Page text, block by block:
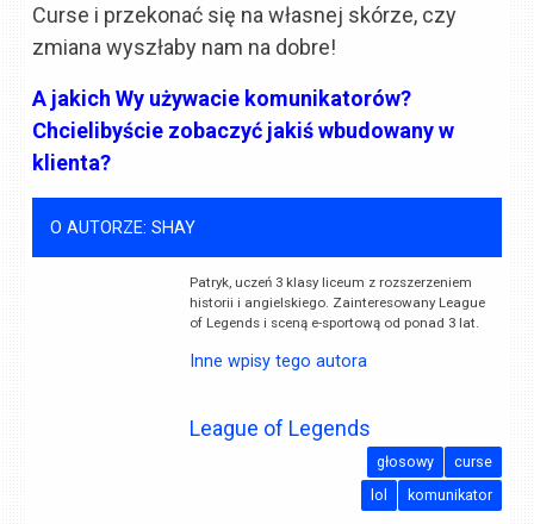
Curse i przekonać się na własnej skórze, czy
zmiana wyszłaby nam na dobre!
A jakich Wy używacie komunikatorów?
Chcielibyście zobaczyć jakiś wbudowany w
klienta?
O AUTORZE: SHAY
Patryk, uczeń 3 klasy liceum z rozszerzeniem
historii i angielskiego. Zainteresowany League
of Legends i sceną e-sportową od ponad 3 lat.
Inne wpisy tego autora
League of Legends
curse
głosowy
komunikator
lol